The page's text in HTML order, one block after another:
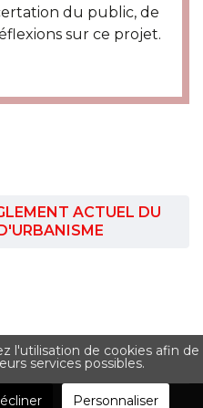
du public, de
sur ce projet.
ACTUEL DU
l'utilisation de cookies afin de
services possibles.
Personnaliser